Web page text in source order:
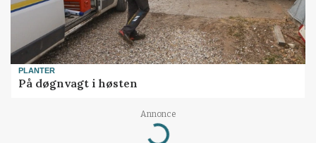
PLANTER
På døgnvagt i høsten
Annonce